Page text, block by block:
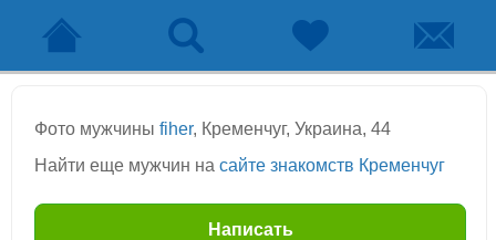
Фото мужчины fiher, Кременчуг, Украина, 44
Найти еще мужчин на сайте знакомств Кременчуг
Написать